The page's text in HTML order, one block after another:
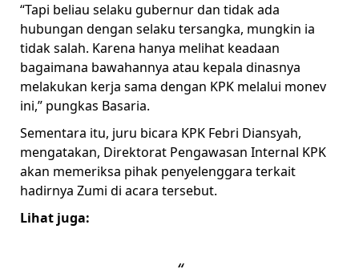
“Tapi beliau selaku gubernur dan tidak ada
hubungan dengan selaku tersangka, mungkin ia
tidak salah. Karena hanya melihat keadaan
bagaimana bawahannya atau kepala dinasnya
melakukan kerja sama dengan KPK melalui monev
ini,” pungkas Basaria.
Sementara itu, juru bicara KPK Febri Diansyah,
mengatakan, Direktorat Pengawasan Internal KPK
akan memeriksa pihak penyelenggara terkait
hadirnya Zumi di acara tersebut.
Lihat juga: